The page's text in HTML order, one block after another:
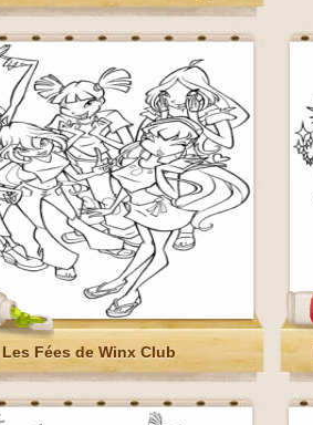
Les Fées de Winx Club